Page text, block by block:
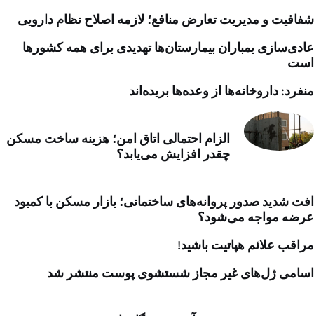
شفافیت و مدیریت تعارض منافع؛ لازمه اصلاح نظام دارویی
عادی‌سازی بمباران بیمارستان‌ها تهدیدی برای همه کشورها
است
منفرد: داروخانه‌ها از وعده‌ها بریده‌اند
الزام احتمالی اتاق امن؛ هزینه ساخت مسکن
چقدر افزایش می‌یابد؟
افت شدید صدور پروانه‌های ساختمانی؛ بازار مسکن با کمبود
عرضه مواجه می‌شود؟
مراقب علائم هپاتیت باشید!
اسامی ژل‌های غیر مجاز شستشوی پوست منتشر شد